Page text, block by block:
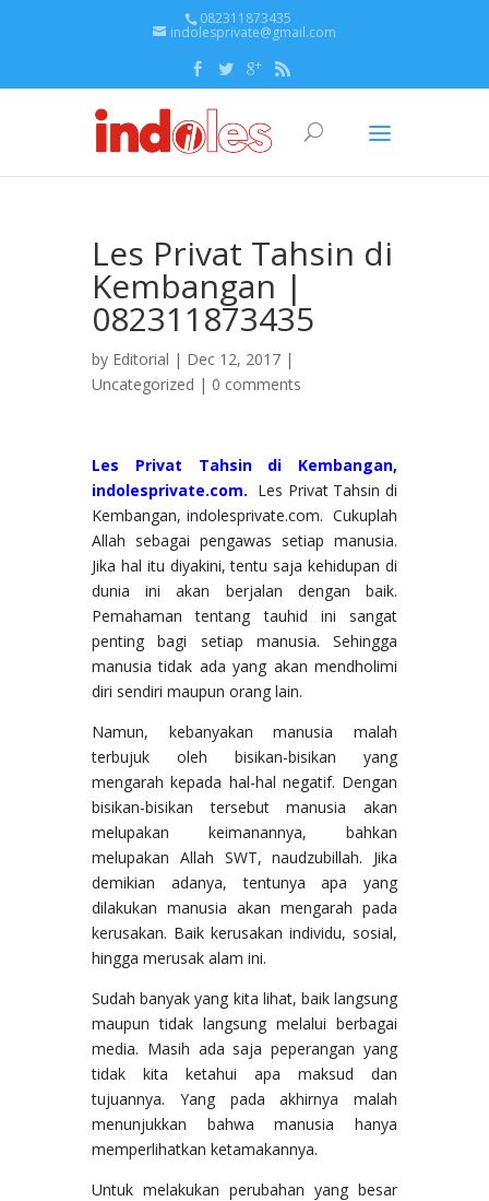
082311873435
indolesprivate@gmail.com
Les Privat Tahsin di
Kembangan |
082311873435
by Editorial | Dec 12, 2017 |
Uncategorized | 0 comments
Les Privat Tahsin di Kembangan,
indolesprivate.com. Les Privat Tahsin di
Kembangan, indolesprivate.com. Cukuplah
Allah sebagai pengawas setiap manusia.
Jika hal itu diyakini, tentu saja kehidupan di
dunia ini akan berjalan dengan baik.
Pemahaman tentang tauhid ini sangat
penting bagi setiap manusia. Sehingga
manusia tidak ada yang akan mendholimi
diri sendiri maupun orang lain.
Namun, kebanyakan manusia malah
terbujuk oleh bisikan-bisikan yang
mengarah kepada hal-hal negatif. Dengan
bisikan-bisikan tersebut manusia akan
melupakan keimanannya, bahkan
melupakan Allah SWT, naudzubillah. Jika
demikian adanya, tentunya apa yang
dilakukan manusia akan mengarah pada
kerusakan. Baik kerusakan individu, sosial,
hingga merusak alam ini.
Sudah banyak yang kita lihat, baik langsung
maupun tidak langsung melalui berbagai
media. Masih ada saja peperangan yang
tidak kita ketahui apa maksud dan
tujuannya. Yang pada akhirnya malah
menunjukkan bahwa manusia hanya
memperlihatkan ketamakannya.
Untuk melakukan perubahan yang besar